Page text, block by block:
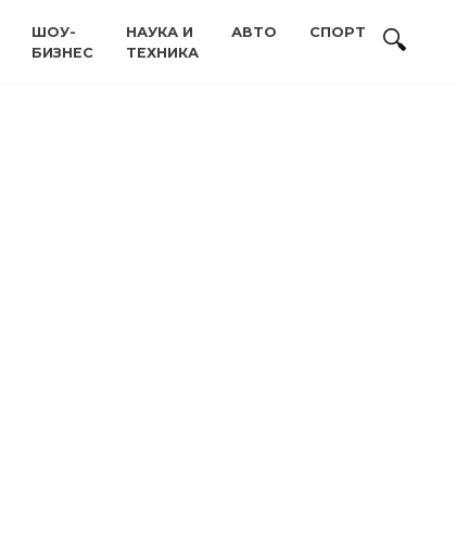
ШОУ-
БИЗНЕС
НАУКА И
ТЕХНИКА
АВТО СПОРТ